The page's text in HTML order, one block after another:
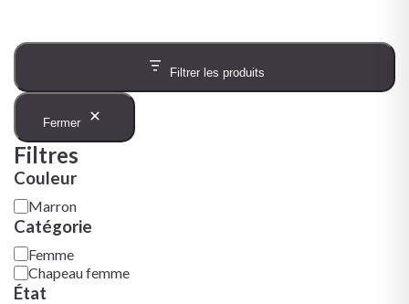
Filtrer les produits
Fermer
Filtres
Couleur
Marron
Catégorie
Femme
Chapeau femme
État